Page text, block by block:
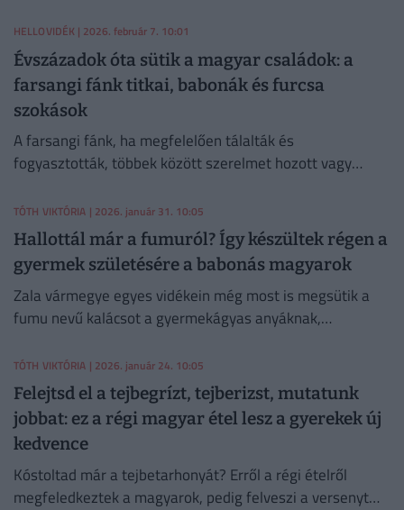
receptjét hoztuk hozzá!
HELLOVIDÉK | 2026. február 7. 10:01
Évszázadok óta sütik a magyar családok: a
farsangi fánk titkai, babonák és furcsa
szokások
A farsangi fánk, ha megfelelően tálalták és
fogyasztották, többek között szerelmet hozott vagy
TÓTH VIKTÓRIA | 2026. január 31. 10:05
Hallottál már a fumuról? Így készültek régen a
gyermek születésére a babonás magyarok
Zala vármegye egyes vidékein még most is megsütik a
fumu nevű kalácsot a gyermekágyas anyáknak,
gyermekváró szokások közül.
TÓTH VIKTÓRIA | 2026. január 24. 10:05
Felejtsd el a tejbegrízt, tejberizst, mutatunk
jobbat: ez a régi magyar étel lesz a gyerekek új
kedvence
Kóstoltad már a tejbetarhonyát? Erről a régi ételről
megfeledkeztek a magyarok, pedig felveszi a versenyt